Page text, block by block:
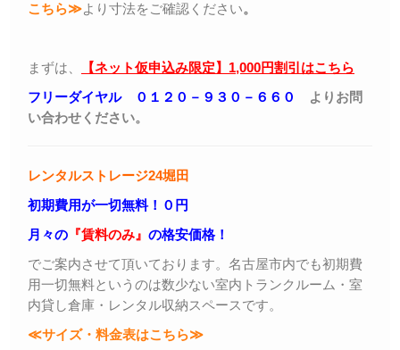
こちら≫より寸法をご確認ください。
まずは、
【ネット仮申込み限定】1,000円割引はこちら
フリーダイヤル ０１２０－９３０－６６０
よりお問
い合わせください。
レンタルストレージ24堀田
初期費用が一切無料！０円
月々の 『賃料のみ』 の格安価格！
でご案内させて頂いております。名古屋市内でも初期費
用一切無料というのは数少ない室内トランクルーム・室
内貸し倉庫・レンタル収納スペースです。
≪サイズ・料金表はこちら≫